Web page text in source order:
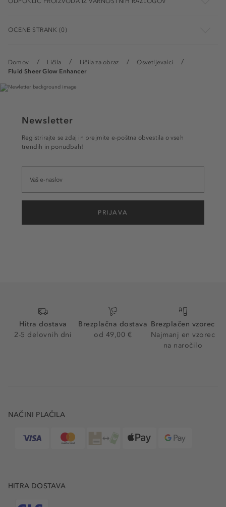
Domov Ličila Ličila za obraz
Osvetljevalci
Fluid Sheer Glow Enhancer
OCENE STRANK (0)
Newsletter
Registrirajte se zdaj in prejmite e-poštna obvestila o vseh
trendih in ponudbah!
PRIJAVA
Hitra dostava
2-5 delovnih dni
Brezplačna dostava
od 49,00 €
Brezplačen vzorec
Najmanj en vzorec
na naročilo
NAČINI PLAČILA
HITRA DOSTAVA